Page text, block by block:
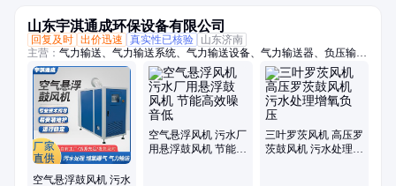
山东宇淇通成环保设备有限公司
回复及时 出价迅速 真实性已核验
山东济南
主营： 气力输送、气力输送系统、气力输送设备、气力输送器、负压输
送、物料输送、旋转供料器、供料阀、AV泵、仓泵、罗茨风机、罗次鼓
风机、空气悬浮鼓风机、磁悬浮鼓风机、空浮风机、三叶罗茨鼓风机、曝
气风机、气力输送风机、粉煤灰输送设备、粉体输送系统、粉料输送泵、
空气悬浮增氧机、污水处理风机、水产养殖增氧机、脱硫脱硝设备
空气悬浮鼓风机 污水
空气悬浮风机 污水厂
用悬浮鼓风机 节能高
三叶罗茨风机 高压罗
茨鼓风机 污水处理增